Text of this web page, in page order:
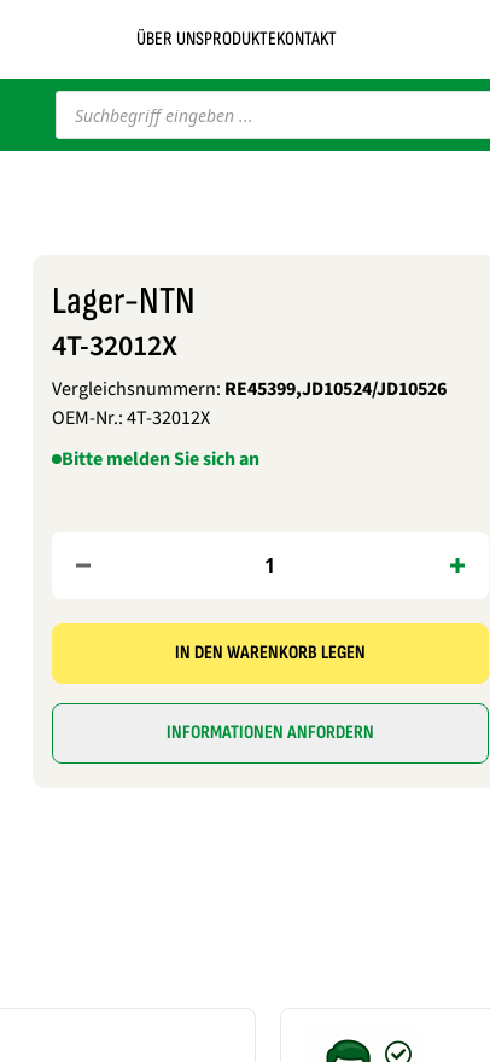
ÜBER UNSPRODUKTEKONTAKT
Products
search
Lager-NTN
4T-32012X
Vergleichsnummern: RE45399,JD10524/JD10526
OEM-Nr.:4T-32012X
Bitte melden Sie sich an
IN DEN WARENKORB LEGEN
INFORMATIONEN ANFORDERN